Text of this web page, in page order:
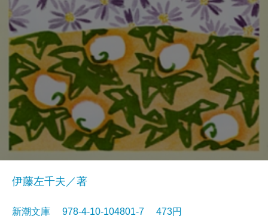
伊藤左千夫／著
新潮文庫 978-4-10-104801-7 473円